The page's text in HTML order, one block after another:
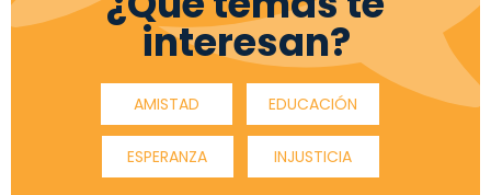
interesan?
AMISTAD EDUCACIÓN
ESPERANZA INJUSTICIA